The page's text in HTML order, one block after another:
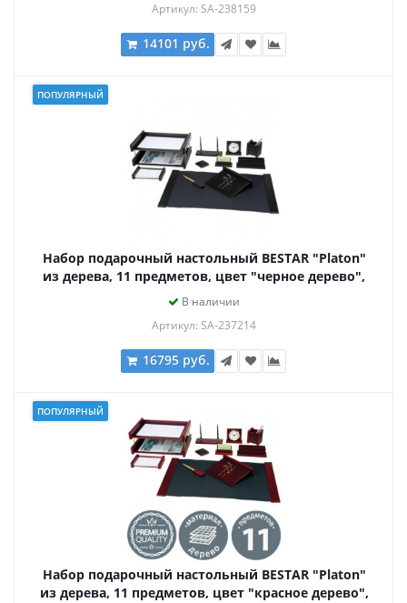
Артикул: SA-238159
14101 руб.
ПОПУЛЯРНЫЙ
Набор подарочный настольный BESTAR "Platon"
из дерева, 11 предметов, цвет "черное дерево",
237214
В наличии
Артикул: SA-237214
16795 руб.
ПОПУЛЯРНЫЙ
Набор подарочный настольный BESTAR "Platon"
из дерева, 11 предметов, цвет "красное дерево",